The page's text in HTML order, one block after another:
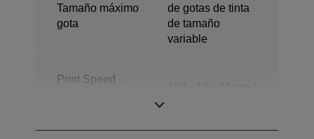
Tamaño máximo
gota
de gotas de tinta
de tamaño
variable
Print Speed -